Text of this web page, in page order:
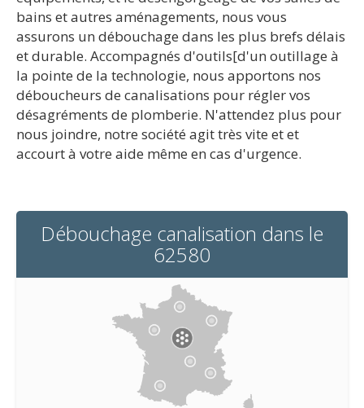
bains et autres aménagements, nous vous
assurons un débouchage dans les plus brefs délais
et durable. Accompagnés d'outils[d'un outillage à
la pointe de la technologie, nous apportons nos
déboucheurs de canalisations pour régler vos
désagréments de plomberie. N'attendez plus pour
nous joindre, notre société agit très vite et et
accourt à votre aide même en cas d'urgence.
Débouchage canalisation dans le
62580